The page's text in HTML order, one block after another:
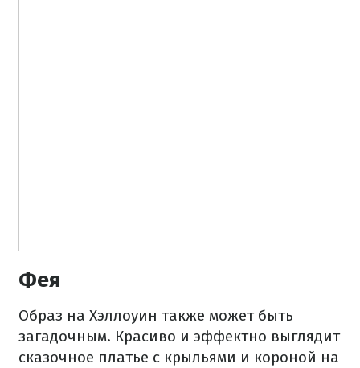
Фея
Образ на Хэллоуин также может быть
загадочным. Красиво и эффектно выглядит
сказочное платье с крыльями и короной на